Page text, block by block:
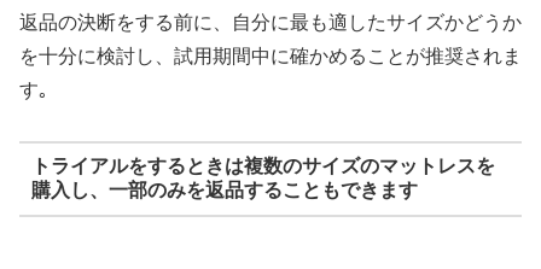
返品の決断をする前に、自分に最も適したサイズかどうか
を十分に検討し、試用期間中に確かめることが推奨されま
す｡
トライアルをするときは複数のサイズのマットレスを
購入し、一部のみを返品することもできます